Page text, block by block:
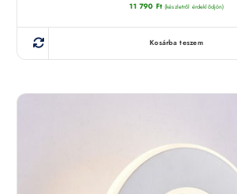
11 790 Ft (készletről érdeklődjön)
Kosárba teszem